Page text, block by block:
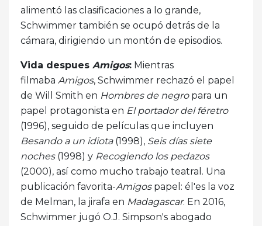
alimentó las clasificaciones a lo grande,
Schwimmer también se ocupó detrás de la
cámara, dirigiendo un montón de episodios.
Vida despues Amigos: Mientras
filmaba Amigos, Schwimmer rechazó el papel
de Will Smith en Hombres de negropara un
papel protagonista en El portador del féretro
(1996), seguido de películas que incluyen
Besando a un idiota (1998), Seis días siete
noches(1998) y Recogiendo los pedazos
(2000), así como mucho trabajo teatral. Una
publicación favorita-Amigospapel: él'es la voz
de Melman, la jirafa en Madagascar. En 2016,
Schwimmer jugó O.J. Simpson's abogado